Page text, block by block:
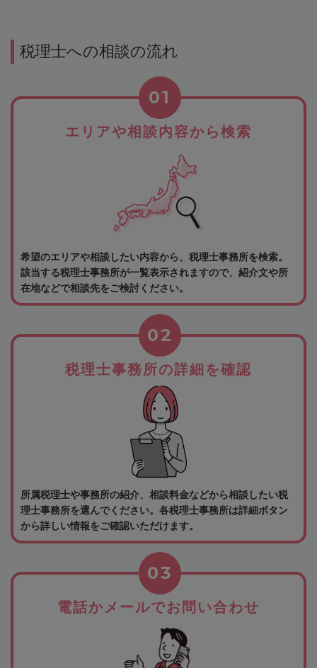
税理士への相談の流れ
エリアや相談内容から検索
01
希望のエリアや相談したい内容から、税理士事務所を検索。
該当する税理士事務所が一覧表示されますので、紹介文や所
在地などで相談先をご検討ください。
税理士事務所の詳細を確認
02
所属税理士や事務所の紹介、相談料金などから相談したい税
理士事務所を選んでください。各税理士事務所は詳細ボタン
から詳しい情報をご確認いただけます。
電話かメールでお問い合わせ
03